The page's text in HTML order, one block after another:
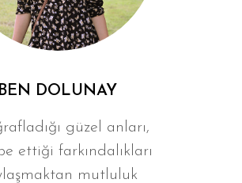
BEN DOLUNAY
güzel anları,
ettiği farkındalıkları
mutluluk